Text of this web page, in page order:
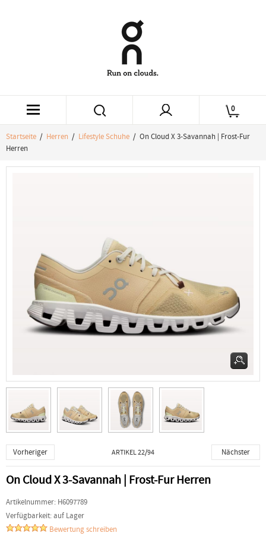
0
Startseite / Herren / Lifestyle Schuhe / On Cloud X 3-Savannah | Frost-Fur
Herren
Vorheriger ARTIKEL 22/94 Nächster
On Cloud X 3-Savannah | Frost-Fur Herren
Artikelnummer: H6097789
Verfügbarkeit:auf Lager
Bewertung schreiben